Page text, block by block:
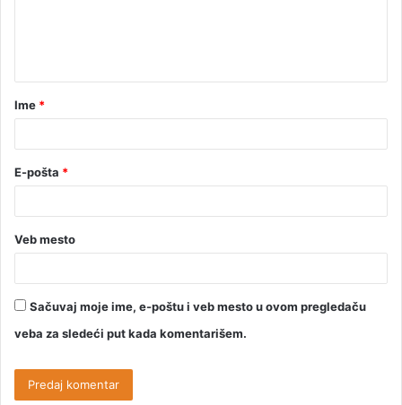
Ime *
E-pošta *
Veb mesto
Sačuvaj moje ime, e-poštu i veb mesto u ovom pregledaču
veba za sledeći put kada komentarišem.